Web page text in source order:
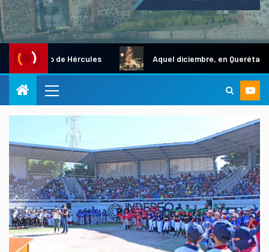
Gallo de Hércules Aquel diciembre, en Querétaro